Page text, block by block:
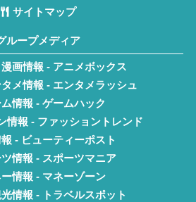
サイトマップ
ループメディア
画情報 - アニメボックス
メ情報 - エンタメラッシュ
情報 - ゲームハック
情報 - ファッショントレンド
- ビューティーポスト
ツ情報 - スポーツマニア
情報 - マネーゾーン
情報 - トラベルスポット